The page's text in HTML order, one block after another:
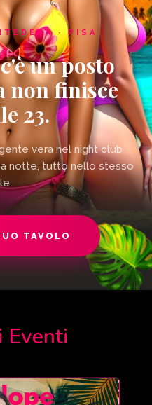
· PISA
un posto
non finisce
23.
vera nel night club
notte, tutto nello stesso
TAVOLO
Eventi